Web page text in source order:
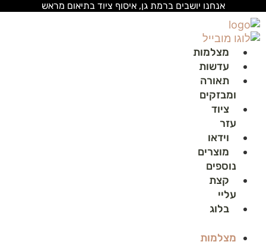
לתוכן
אנחנו יושבים ברמת גן, איסוף ציוד בתיאום מראש
מצלמות
עדשות
תאורה
ומבזקים
ציוד
עזר
וידאו
מוצרים
נוספים
קצת
עליי
בלוג
מצלמות